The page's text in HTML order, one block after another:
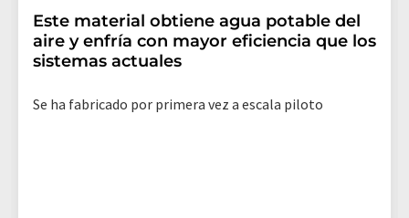
Este material obtiene agua potable del
aire y enfría con mayor eficiencia que los
sistemas actuales
Se ha fabricado por primera vez a escala piloto